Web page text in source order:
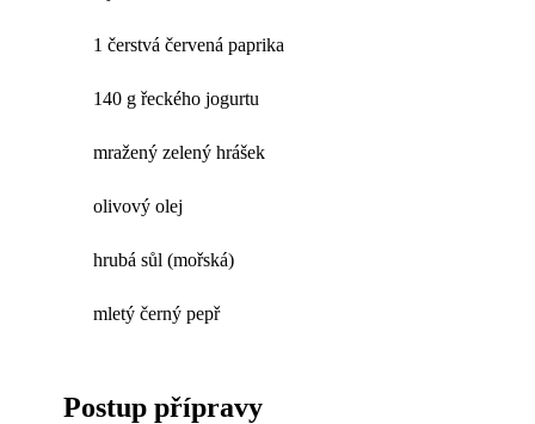
1 čerstvá červená paprika
140 g řeckého jogurtu
mražený zelený hrášek
olivový olej
hrubá sůl (mořská)
mletý černý pepř
Postup přípravy